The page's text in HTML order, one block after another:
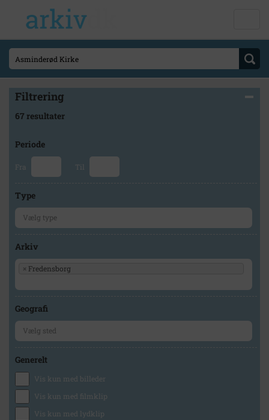
Filtrering
67 resultater
Periode
Fra Til
Type
Arkiv
× Fredensborg
Geografi
Generelt
Vis kun med billeder
Vis kun med filmklip
Vis kun med lydklip